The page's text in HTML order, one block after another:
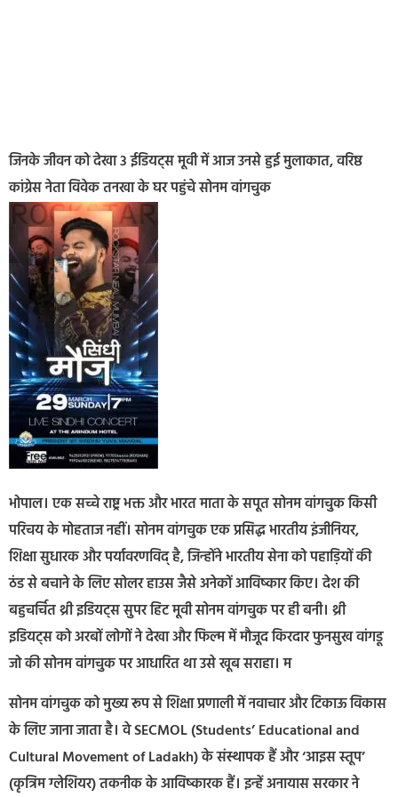
जिनके जीवन को देखा 3 ईडियट्स मूवी में आज उनसे हुई मुलाकात, वरिष्ठ
कांग्रेस नेता विवेक तनखा के घर पहुंचे सोनम वांगचुक
भोपाल। एक सच्चे राष्ट्र भक्त और भारत माता के सपूत सोनम वांगचुक किसी
परिचय के मोहताज नहीं। सोनम वांगचुक एक प्रसिद्ध भारतीय इंजीनियर,
शिक्षा सुधारक और पर्यावरणविद् है, जिन्होंने भारतीय सेना को पहाड़ियों की
ठंड से बचाने के लिए सोलर हाउस जैसे अनेकों आविष्कार किए। देश की
बहुचर्चित थ्री इडियट्स सुपर हिट मूवी सोनम वांगचुक पर ही बनी। थ्री
इडियट्स को अरबों लोगों ने देखा और फिल्म में मौजूद किरदार फुनसुख वांगडू
जो की सोनम वांगचुक पर आधारित था उसे खूब सराहा। म
सोनम वांगचुक को मुख्य रूप से शिक्षा प्रणाली में नवाचार और टिकाऊ विकास
के लिए जाना जाता है। वे SECMOL (Students’ Educational and
Cultural Movement of Ladakh) के संस्थापक हैं और ‘आइस स्तूप’
(कृत्रिम ग्लेशियर) तकनीक के आविष्कारक हैं। इन्हें अनायास सरकार ने